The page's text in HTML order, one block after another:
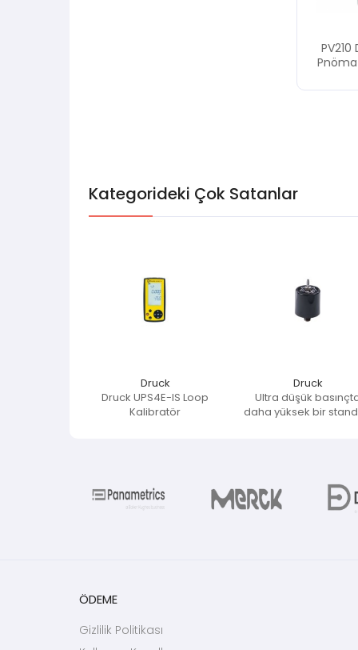
PV210
Kategorideki Çok Satanlar
Druck
Druck UPS4E-IS Loop
Kalibratör
Druck
Ultra düşük
daha yüksek bir
ÖDEME
Gizlilik Politikası